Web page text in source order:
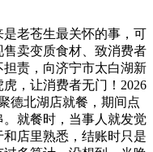
老苍生最关怀的事，可
卖变质食材、致消费者
责，向济宁市太白湖新
，让消费者无门！2026
德北湖店就餐，期间点
就餐时，当事人就发觉
店里熟悉，结账时只是